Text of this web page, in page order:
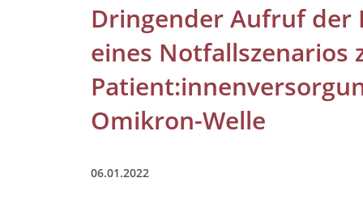
Dringender Aufruf der
eines
Omikron-Welle
06.01.2022